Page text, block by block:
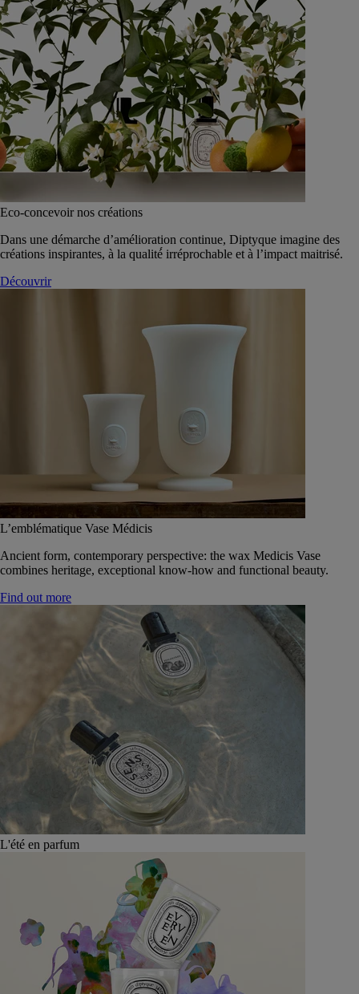
Eco-concevoir nos créations
Dans une démarche d’amélioration continue, Diptyque imagine des
créations inspirantes, à la qualité́ irréprochable et à l’impact maitrisé.
Découvrir
L’emblématique Vase Médicis
Ancient form, contemporary perspective: the wax Medicis Vase
combines heritage, exceptional know-how and functional beauty.
Find out more
L'été en parfum